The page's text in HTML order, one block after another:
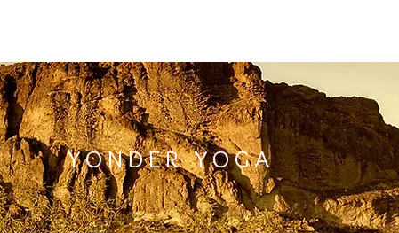
YONDER YOGA